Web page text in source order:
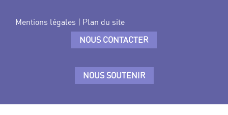
Mentions légales | Plan du site
NOUS CONTACTER
NOUS SOUTENIR